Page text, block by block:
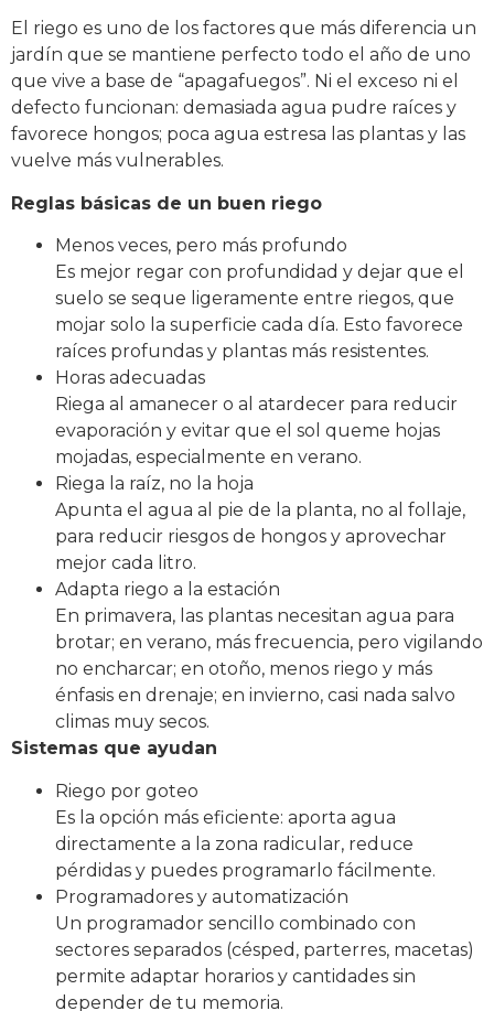
El riego es uno de los factores que más diferencia un
jardín que se mantiene perfecto todo el año de uno
que vive a base de “apagafuegos”. Ni el exceso ni el
defecto funcionan: demasiada agua pudre raíces y
favorece hongos; poca agua estresa las plantas y las
vuelve más vulnerables.
Reglas básicas de un buen riego
Menos veces, pero más profundo
Es mejor regar con profundidad y dejar que el
suelo se seque ligeramente entre riegos, que
mojar solo la superficie cada día. Esto favorece
raíces profundas y plantas más resistentes.
Horas adecuadas
Riega al amanecer o al atardecer para reducir
evaporación y evitar que el sol queme hojas
mojadas, especialmente en verano.
Riega la raíz, no la hoja
Apunta el agua al pie de la planta, no al follaje,
para reducir riesgos de hongos y aprovechar
mejor cada litro.
Adapta riego a la estación
En primavera, las plantas necesitan agua para
brotar; en verano, más frecuencia, pero vigilando
no encharcar; en otoño, menos riego y más
énfasis en drenaje; en invierno, casi nada salvo
climas muy secos.
Sistemas que ayudan
Riego por goteo
Es la opción más eficiente: aporta agua
directamente a la zona radicular, reduce
pérdidas y puedes programarlo fácilmente.
Programadores y automatización
Un programador sencillo combinado con
sectores separados (césped, parterres, macetas)
permite adaptar horarios y cantidades sin
depender de tu memoria.